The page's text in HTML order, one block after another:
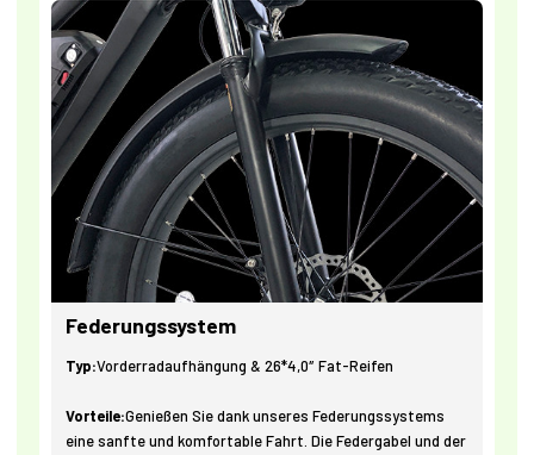
Federungssystem
Typ:Vorderradaufhängung & 26*4,0″ Fat-Reifen
Vorteile:Genießen Sie dank unseres Federungssystems
eine sanfte und komfortable Fahrt. Die Federgabel und der